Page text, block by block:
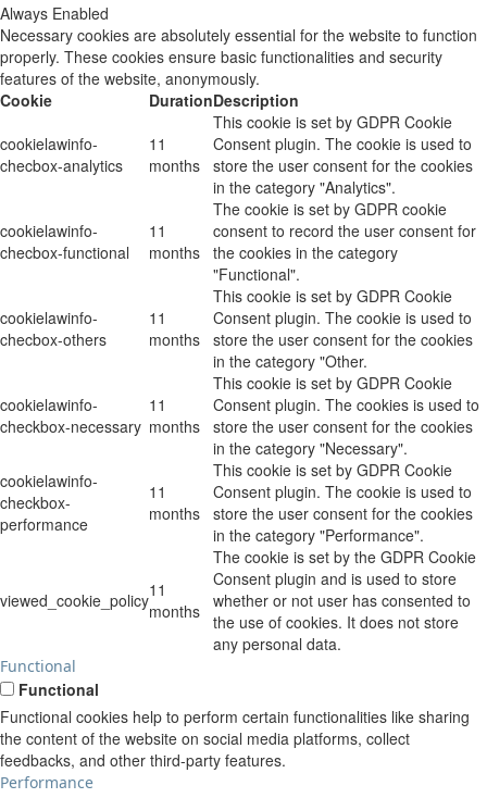
Always Enabled
Necessary cookies are absolutely essential for the website to function
properly. These cookies ensure basic functionalities and security
features of the website, anonymously.
Cookie
DurationDescription
cookielawinfo-
checbox-analytics
11
months
This cookie is set by GDPR Cookie
Consent plugin. The cookie is used to
store the user consent for the cookies
in the category "Analytics".
cookielawinfo-
checbox-functional
11
months
The cookie is set by GDPR cookie
consent to record the user consent for
the cookies in the category
"Functional".
cookielawinfo-
checbox-others
11
months
This cookie is set by GDPR Cookie
Consent plugin. The cookie is used to
store the user consent for the cookies
in the category "Other.
cookielawinfo-
checkbox-necessary
11
months
This cookie is set by GDPR Cookie
Consent plugin. The cookies is used to
store the user consent for the cookies
in the category "Necessary".
cookielawinfo-
checkbox-
performance
11
months
This cookie is set by GDPR Cookie
Consent plugin. The cookie is used to
store the user consent for the cookies
in the category "Performance".
viewed_cookie_policy11
months
The cookie is set by the GDPR Cookie
Consent plugin and is used to store
whether or not user has consented to
the use of cookies. It does not store
any personal data.
Functional
Functional
Functional cookies help to perform certain functionalities like sharing
the content of the website on social media platforms, collect
feedbacks, and other third-party features.
Performance